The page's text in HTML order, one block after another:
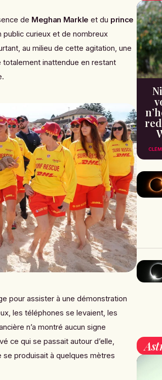
de Meghan Markle et du prince
public curieux et de nombreux
au milieu de cette agitation, une
inattendue en restant
pour assister à une démonstration
les téléphones se levaient, les
n’a montré aucun signe
ce qui se passait autour d’elle,
se produisait à quelques mètres